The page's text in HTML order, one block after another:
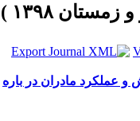
مادران در باره